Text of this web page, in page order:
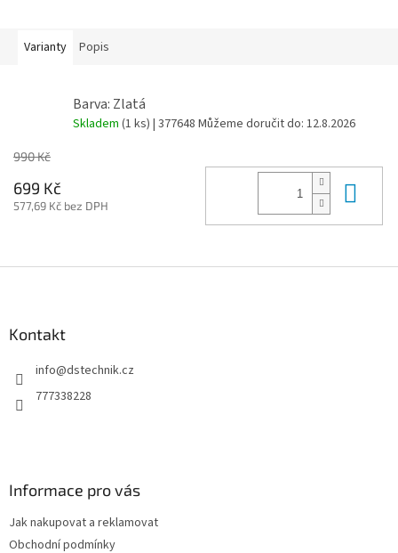
Varianty Popis
Barva: Zlatá
Skladem (1 ks) | 377648 Můžeme doručit do: 12.8.2026
990 Kč
699 Kč
577,69 Kč bez DPH
Kontakt
info@dstechnik.cz
777338228
Informace pro vás
Jak nakupovat a reklamovat
Obchodní podmínky